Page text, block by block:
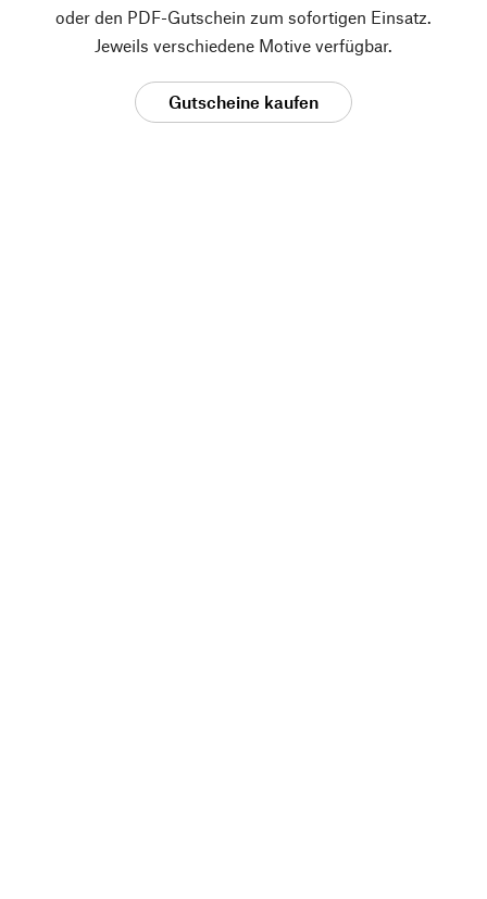
oder den PDF-Gutschein zum sofortigen Einsatz.
Jeweils verschiedene Motive verfügbar.
Gutscheine kaufen